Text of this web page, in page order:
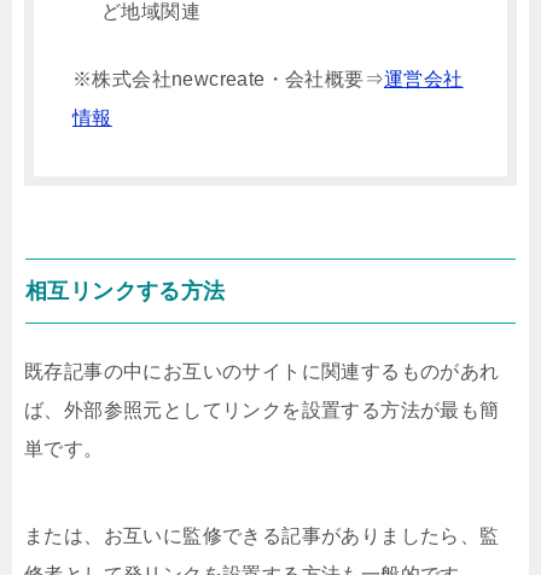
ど地域関連
※株式会社newcreate・会社概要⇒運営会社
情報
相互リンクする方法
既存記事の中にお互いのサイトに関連するものがあれ
ば、外部参照元としてリンクを設置する方法が最も簡
単です。
または、お互いに監修できる記事がありましたら、監